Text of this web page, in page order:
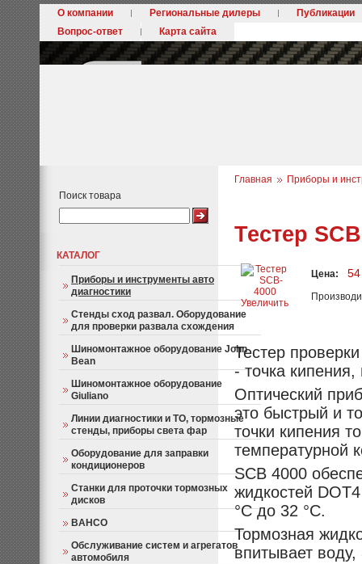
О компании Региональные дилеры
Публикации
Вопрос-ответ
Карта сайта
Поиск товара
КАТАЛОГ
Приборы и инструменты авто
диагностики
Стенды сход развал. Оборудование
для проверки развала схождения
Шиномонтажное оборудование John
Bean
Шиномонтажное оборудование
Giuliano
Линии диагностики и ТО, тормозные
стенды, приборы света фар
Оборудование для заправки
кондиционеров
Станки для проточки тормозных
дисков
BAHCO
Обслуживание систем и агрегатов
автомобиля
Главная Приборы и
Тестер
Увеличить
Цена:
Тестер
- точка
Оптический
это быстрый и
точки кипения
температурной
SCB 4000
жидкостей
°С до 32 °С.
Тормозная
впитывает